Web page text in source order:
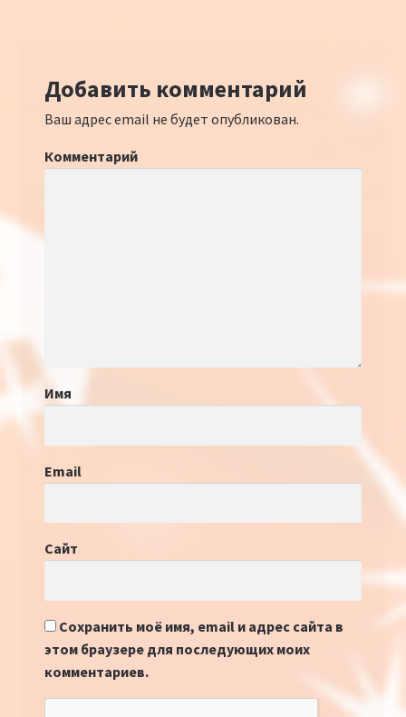
Добавить комментарий
Ваш адрес email не будет опубликован.
Комментарий
Имя
Email
Сайт
Сохранить моё имя, email и адрес сайта в
этом браузере для последующих моих
комментариев.